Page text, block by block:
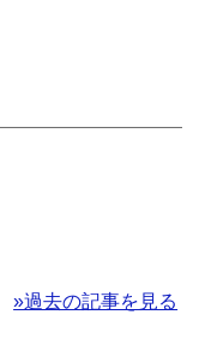
»過去の記事を見る